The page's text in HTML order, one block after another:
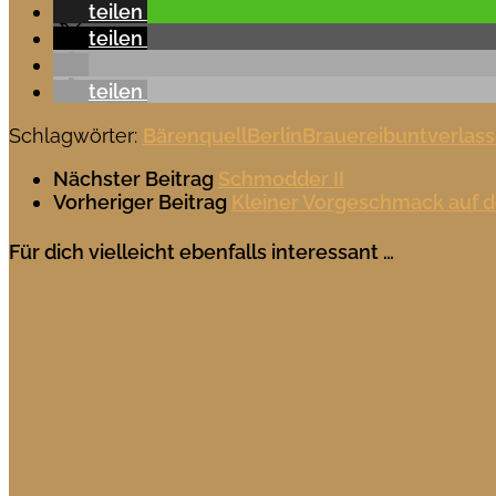
teilen
teilen
teilen
Schlagwörter: BärenquellBerlinBrauereibunt
Nächster Beitrag Schmodder II
Vorheriger Beitrag Kleiner Vorgeschmack auf
Für dich vielleicht ebenfalls interessant …